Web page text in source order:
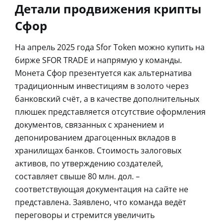
Детали продвижения крипты
Сфор
На апрель 2025 года Sfor Token можно купить на
бирже SFOR TRADE и напрямую у команды.
Монета Сфор презентуется как альтернатива
традиционным инвестициям в золото через
банковский счёт, а в качестве дополнительных
плюшек представляется отсутствие оформления
документов, связанных с хранением и
депонированием драгоценных вкладов в
хранилищах банков. Стоимость залоговых
активов, по утверждению создателей,
составляет свыше 80 млн. дол. –
соответствующая документация на сайте не
представлена. Заявлено, что команда ведёт
переговоры и стремится увеличить